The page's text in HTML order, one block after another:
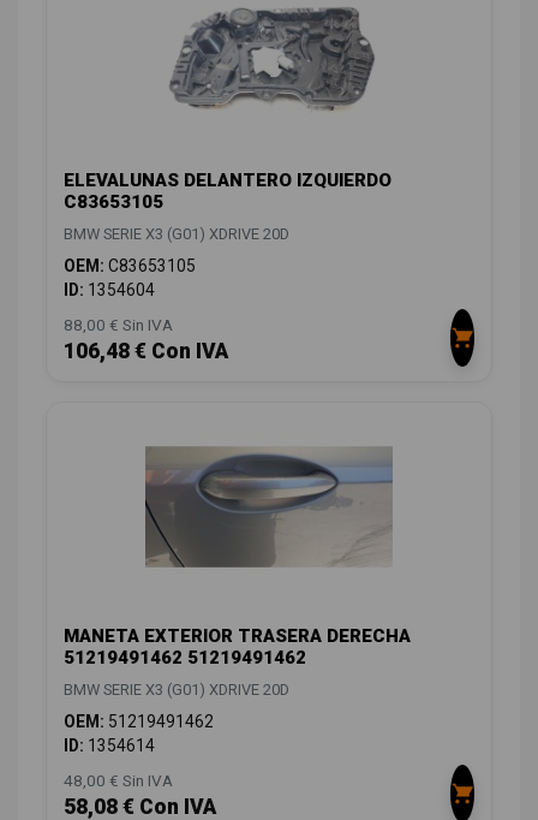
ELEVALUNAS DELANTERO IZQUIERDO
C83653105
BMW SERIE X3 (G01) XDRIVE 20D
OEM: C83653105
ID: 1354604
88,00 € Sin IVA
106,48 € Con IVA
MANETA EXTERIOR TRASERA DERECHA
51219491462 51219491462
BMW SERIE X3 (G01) XDRIVE 20D
OEM: 51219491462
ID: 1354614
48,00 € Sin IVA
58,08 € Con IVA